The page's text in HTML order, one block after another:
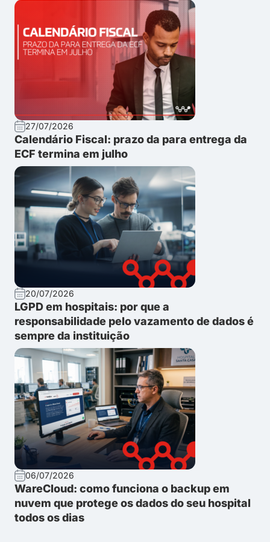
27/07/2026
Calendário Fiscal: prazo da para entrega da
ECF termina em julho
20/07/2026
LGPD em hospitais: por que a
responsabilidade pelo vazamento de dados é
sempre da instituição
06/07/2026
WareCloud: como funciona o backup em
nuvem que protege os dados do seu hospital
todos os dias